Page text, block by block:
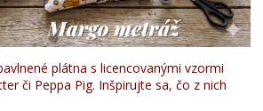
plátna s licencovanými vzormi
či Peppa Pig. Inšpirujte sa, čo z nich